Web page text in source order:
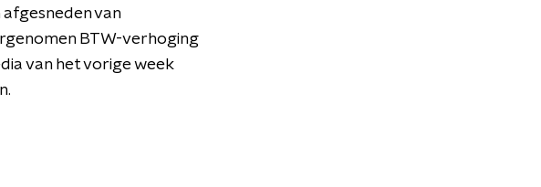
van
BTW-verhoging
van het vorige week